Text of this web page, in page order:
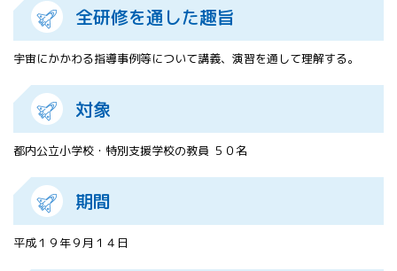
All 分科会
APRSAF宇宙
教育 for All
分科会 年次
スト
APRSAF教員
全研修を通した趣旨
宇宙にかかわる指導事例等について講義、演習を通して理解する。
対象
都内公立小学校・特別支援学校の教員 ５０名
期間
平成１９年９月１４日